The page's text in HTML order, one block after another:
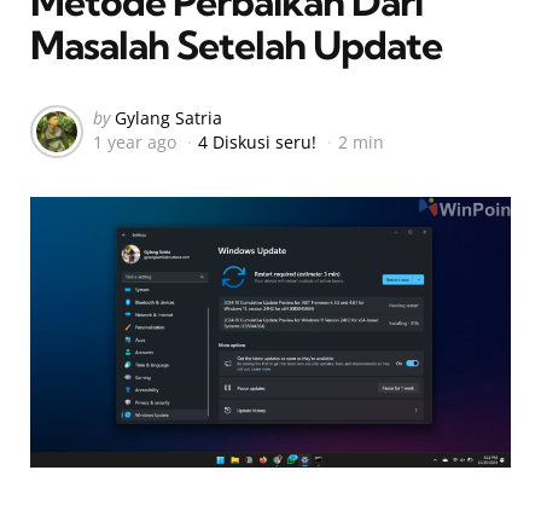
Masalah Setelah Update
Posted
by
by Gylang Satria
1 year ago
4 Diskusi seru! 2 min